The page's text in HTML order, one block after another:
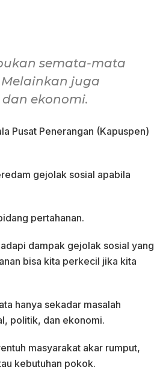
semata-mata
juga
ekonomi.
Pusat Penerangan (Kapuspen)
gejolak sosial apabila
pertahanan.
dampak gejolak sosial yang
bisa kita perkecil jika kita
hanya sekadar masalah
politik, dan ekonomi.
masyarakat akar rumput,
kebutuhan pokok.